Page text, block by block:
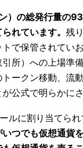
）の総発行量の
れています。 残
で保管されてい
所）への上場準
ークン移動、流
公式で明らかに
ルに割り当てられ
つでも仮想通貨